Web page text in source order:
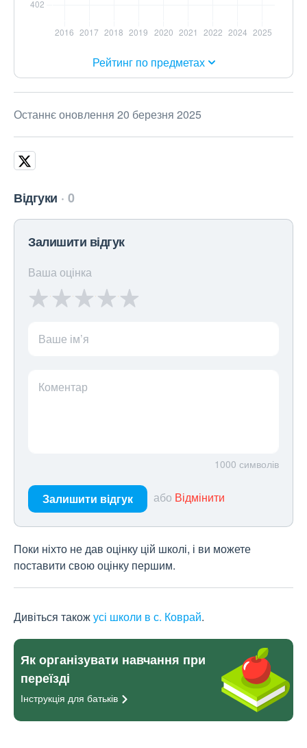
Рейтинг по предметах
Останнє оновлення 20 березня 2025
Відгуки 0
Залишити відгук
Ваша оцінка
Ваше ім’я
Коментар
1000 символів
Залишити відгук або Відмінити
Поки ніхто не дав оцінку цій школі, і ви можете
поставити свою оцінку першим.
Дивіться такожусі школи в с. Коврай.
Як організувати навчання при
переїзді
Інструкція для батьків